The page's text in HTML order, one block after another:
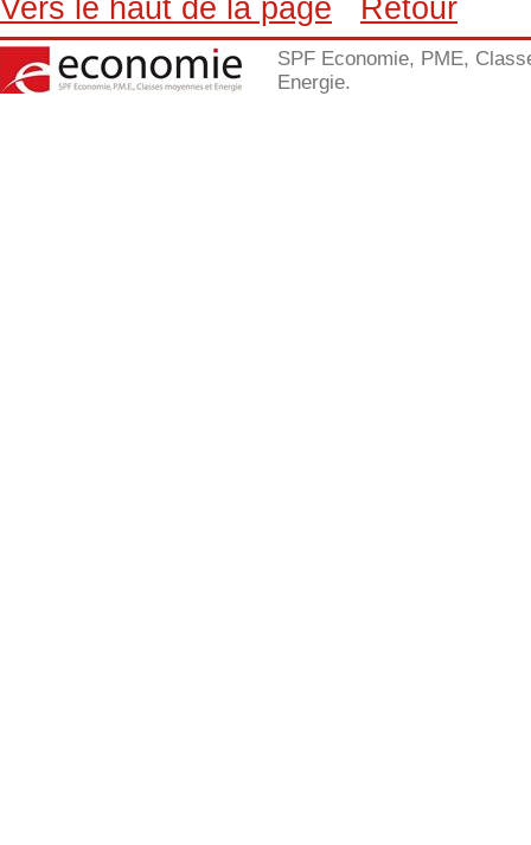
Vers le haut de la page Retour
SPF Economie, PME,
Energie.